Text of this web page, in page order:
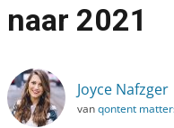
De belangrijkste
naar 2021
Joyce Nafzger
vanqontent